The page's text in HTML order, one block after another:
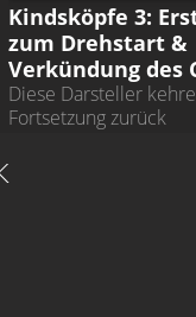
Kindsköpfe 3:
zum Drehstart &
Verkündung des
Diese Darsteller
Fortsetzung zurück